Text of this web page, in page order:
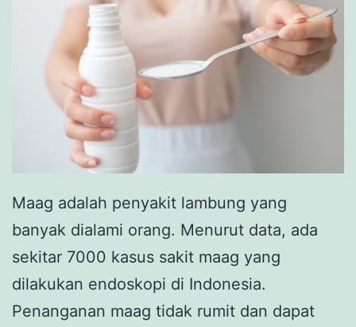
Maag adalah penyakit lambung yang
banyak dialami orang. Menurut data, ada
sekitar 7000 kasus sakit maag yang
dilakukan endoskopi di Indonesia.
Penanganan maag tidak rumit dan dapat